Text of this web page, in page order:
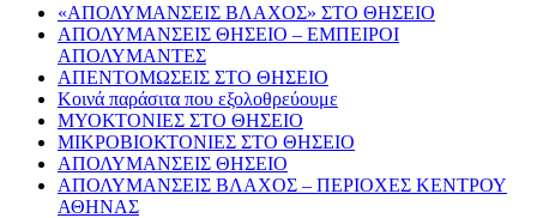
«ΑΠΟΛΥΜΑΝΣΕΙΣ ΒΛΑΧΟΣ» ΣΤΟ ΘΗΣΕΙΟ
ΑΠΟΛΥΜΑΝΣΕΙΣ ΘΗΣΕΙΟ – ΕΜΠΕΙΡΟΙ
ΑΠΟΛΥΜΑΝΤΕΣ
ΑΠΕΝΤΟΜΩΣΕΙΣ ΣΤΟ ΘΗΣΕΙΟ
Κοινά παράσιτα που εξολοθρεύουμε
ΜΥΟΚΤΟΝΙΕΣ ΣΤΟ ΘΗΣΕΙΟ
ΜΙΚΡΟΒΙΟΚΤΟΝΙΕΣ ΣΤΟ ΘΗΣΕΙΟ
ΑΠΟΛΥΜΑΝΣΕΙΣ ΘΗΣΕΙΟ
ΑΠΟΛΥΜΑΝΣΕΙΣ ΒΛΑΧΟΣ – ΠΕΡΙΟΧΕΣ ΚΕΝΤΡΟΥ
ΑΘΗΝΑΣ